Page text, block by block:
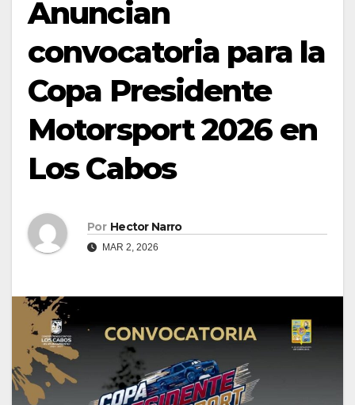
Anuncian
convocatoria para la
Copa Presidente
Motorsport 2026 en
Los Cabos
Por Hector Narro
MAR 2, 2026